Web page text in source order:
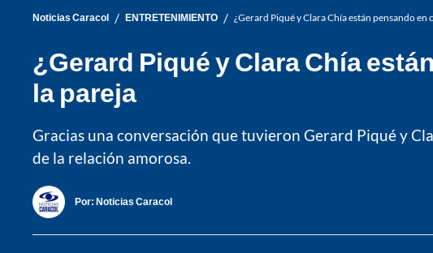
Noticias Caracol / ENTRETENIMIENTO / ¿Gerard Piqué y Clara Chía están pensando en
¿Gerard Piqué y Clara Chía
la pareja
Gracias una conversación que tuvieron Gerard Piqué y
de la relación amorosa.
Por: Noticias Caracol